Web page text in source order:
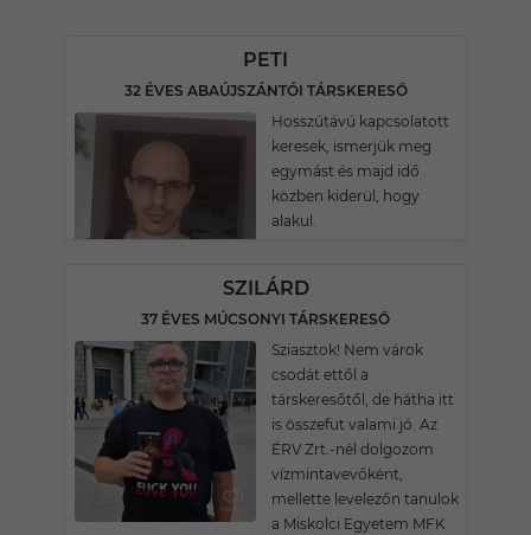
PETI
32 ÉVES ABAÚJSZÁNTÓI TÁRSKERESŐ
Hosszútávú kapcsolatott
keresek, ismerjük meg
egymást és majd idő
közben kiderül, hogy
alakul.
SZILÁRD
37 ÉVES MÚCSONYI TÁRSKERESŐ
Sziasztok! Nem várok
csodát ettől a
társkeresőtől, de hátha itt
is összefut valami jó. Az
ÉRV Zrt.-nél dolgozom
vízmintavevőként,
mellette levelezőn tanulok
a Miskolci Egyetem MFK